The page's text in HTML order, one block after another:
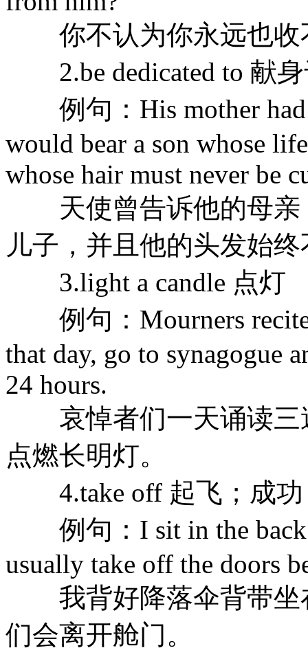
你不认为你永远也收
2.be dedicated to 献
例句：His mother had
would bear a son whose
whose hair must never be
天使曾告诉他的母亲
儿子，并且他的头发始
3.light a candle 点灯
例句：Mourners recite
that day, go to synagogue
24 hours.
哀悼者们一天诵读三
点燃长明灯。
4.take off 起飞；成功
例句：I sit in the back
usually take off the doors
我背好降落伞背带坐
们会离开舱门。